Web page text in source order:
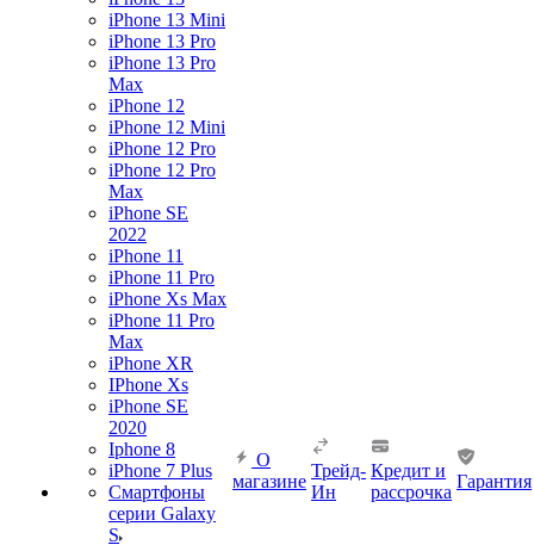
iPhone 13 Mini
iPhone 13 Pro
iPhone 13 Pro
Max
iPhone 12
iPhone 12 Mini
iPhone 12 Pro
iPhone 12 Pro
Max
iPhone SE
2022
iPhone 11
iPhone 11 Pro
iPhone Xs Max
iPhone 11 Pro
Max
iPhone XR
IPhone Xs
iPhone SE
2020
Iphone 8
iPhone 7 Plus
Смартфоны
серии Galaxy
S
О
магазине
Трейд-
Ин
Кредит и
рассрочка
Гарантия